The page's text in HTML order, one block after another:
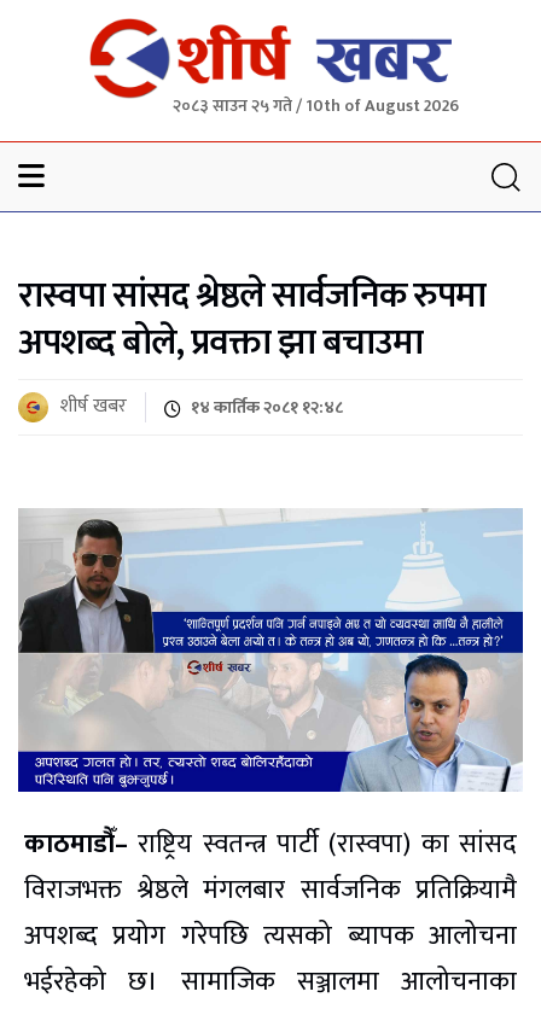
२०८३ साउन २५ गते / 10th of August 2026
रास्वपा सांसद श्रेष्ठले सार्वजनिक रुपमा
अपशब्द बोले, प्रवक्ता झा बचाउमा
शीर्ष खबर १४ कार्तिक २०८१ १२:४८
काठमाडौँ– राष्ट्रिय स्वतन्त्र पार्टी (रास्वपा) का सांसद
विराजभक्त श्रेष्ठले मंगलबार सार्वजनिक प्रतिक्रियामै
अपशब्द प्रयोग गरेपछि त्यसको ब्यापक आलोचना
भईरहेको छ। सामाजिक सञ्जालमा आलोचनाका